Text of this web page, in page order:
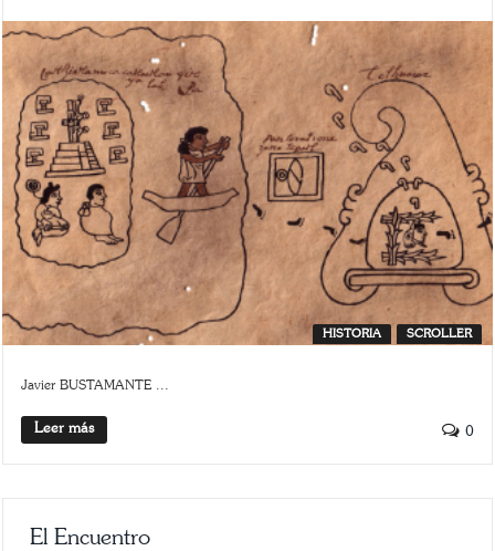
HISTORIA SCROLLER
Javier BUSTAMANTE ...
Leer más 0
El Encuentro